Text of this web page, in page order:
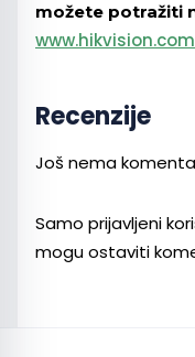
možete potražiti
www.hikvision.com
Recenzije
Još nema
Samo prijavljeni
mogu ostaviti